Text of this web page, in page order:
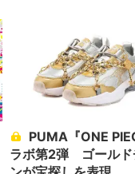
ラボ第2弾 ゴールド